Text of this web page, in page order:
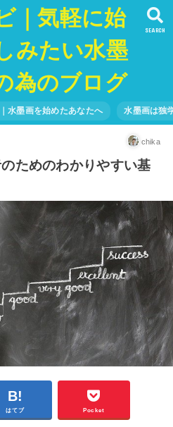
｜気軽に始
みたい水墨
為のブログ
SEARCH
水墨画を始めたあなたへ 水墨画は独
chika
ためのわかりやすい基
はてブ Pocket